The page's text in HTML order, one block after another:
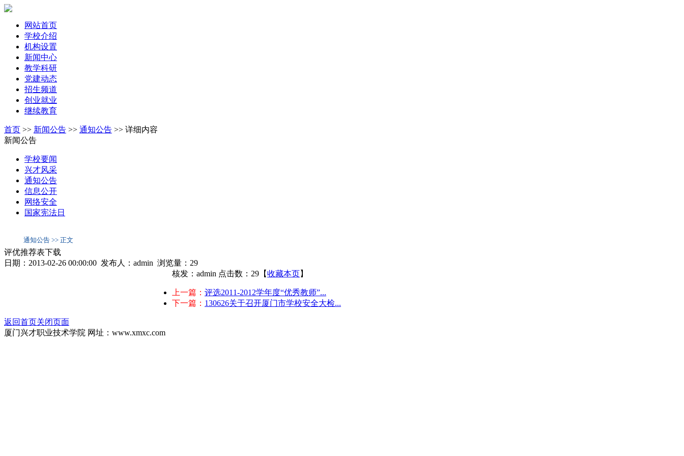
网站首页
学校介绍
机构设置
新闻中心
教学科研
党建动态
招生频道
创业就业
继续教育
首页 >> 新闻公告 >> 通知公告 >> 详细内容
新闻公告
学校要闻
兴才风采
通知公告
信息公开
网络安全
国家宪法日
通知公告 >> 正文
评优推荐表下载
日期：2013-02-26 00:00:00 发布人：admin 浏览量： 29
核发：admin 点击数：29 【收藏本页】
上一篇： 评选2011-2012学年度“优秀教师”...
下一篇： 130626关于召开厦门市学校安全大检...
返回首页关闭页面
厦门兴才职业技术学院 网址：www.xmxc.com